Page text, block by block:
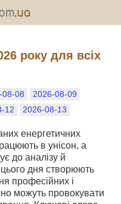
року для всіх
08-08
2026-08-09
12 2026-08-13
енергетичних
в унісон, а
до аналізу й
цього дня створюють
професійних і
можуть провокувати